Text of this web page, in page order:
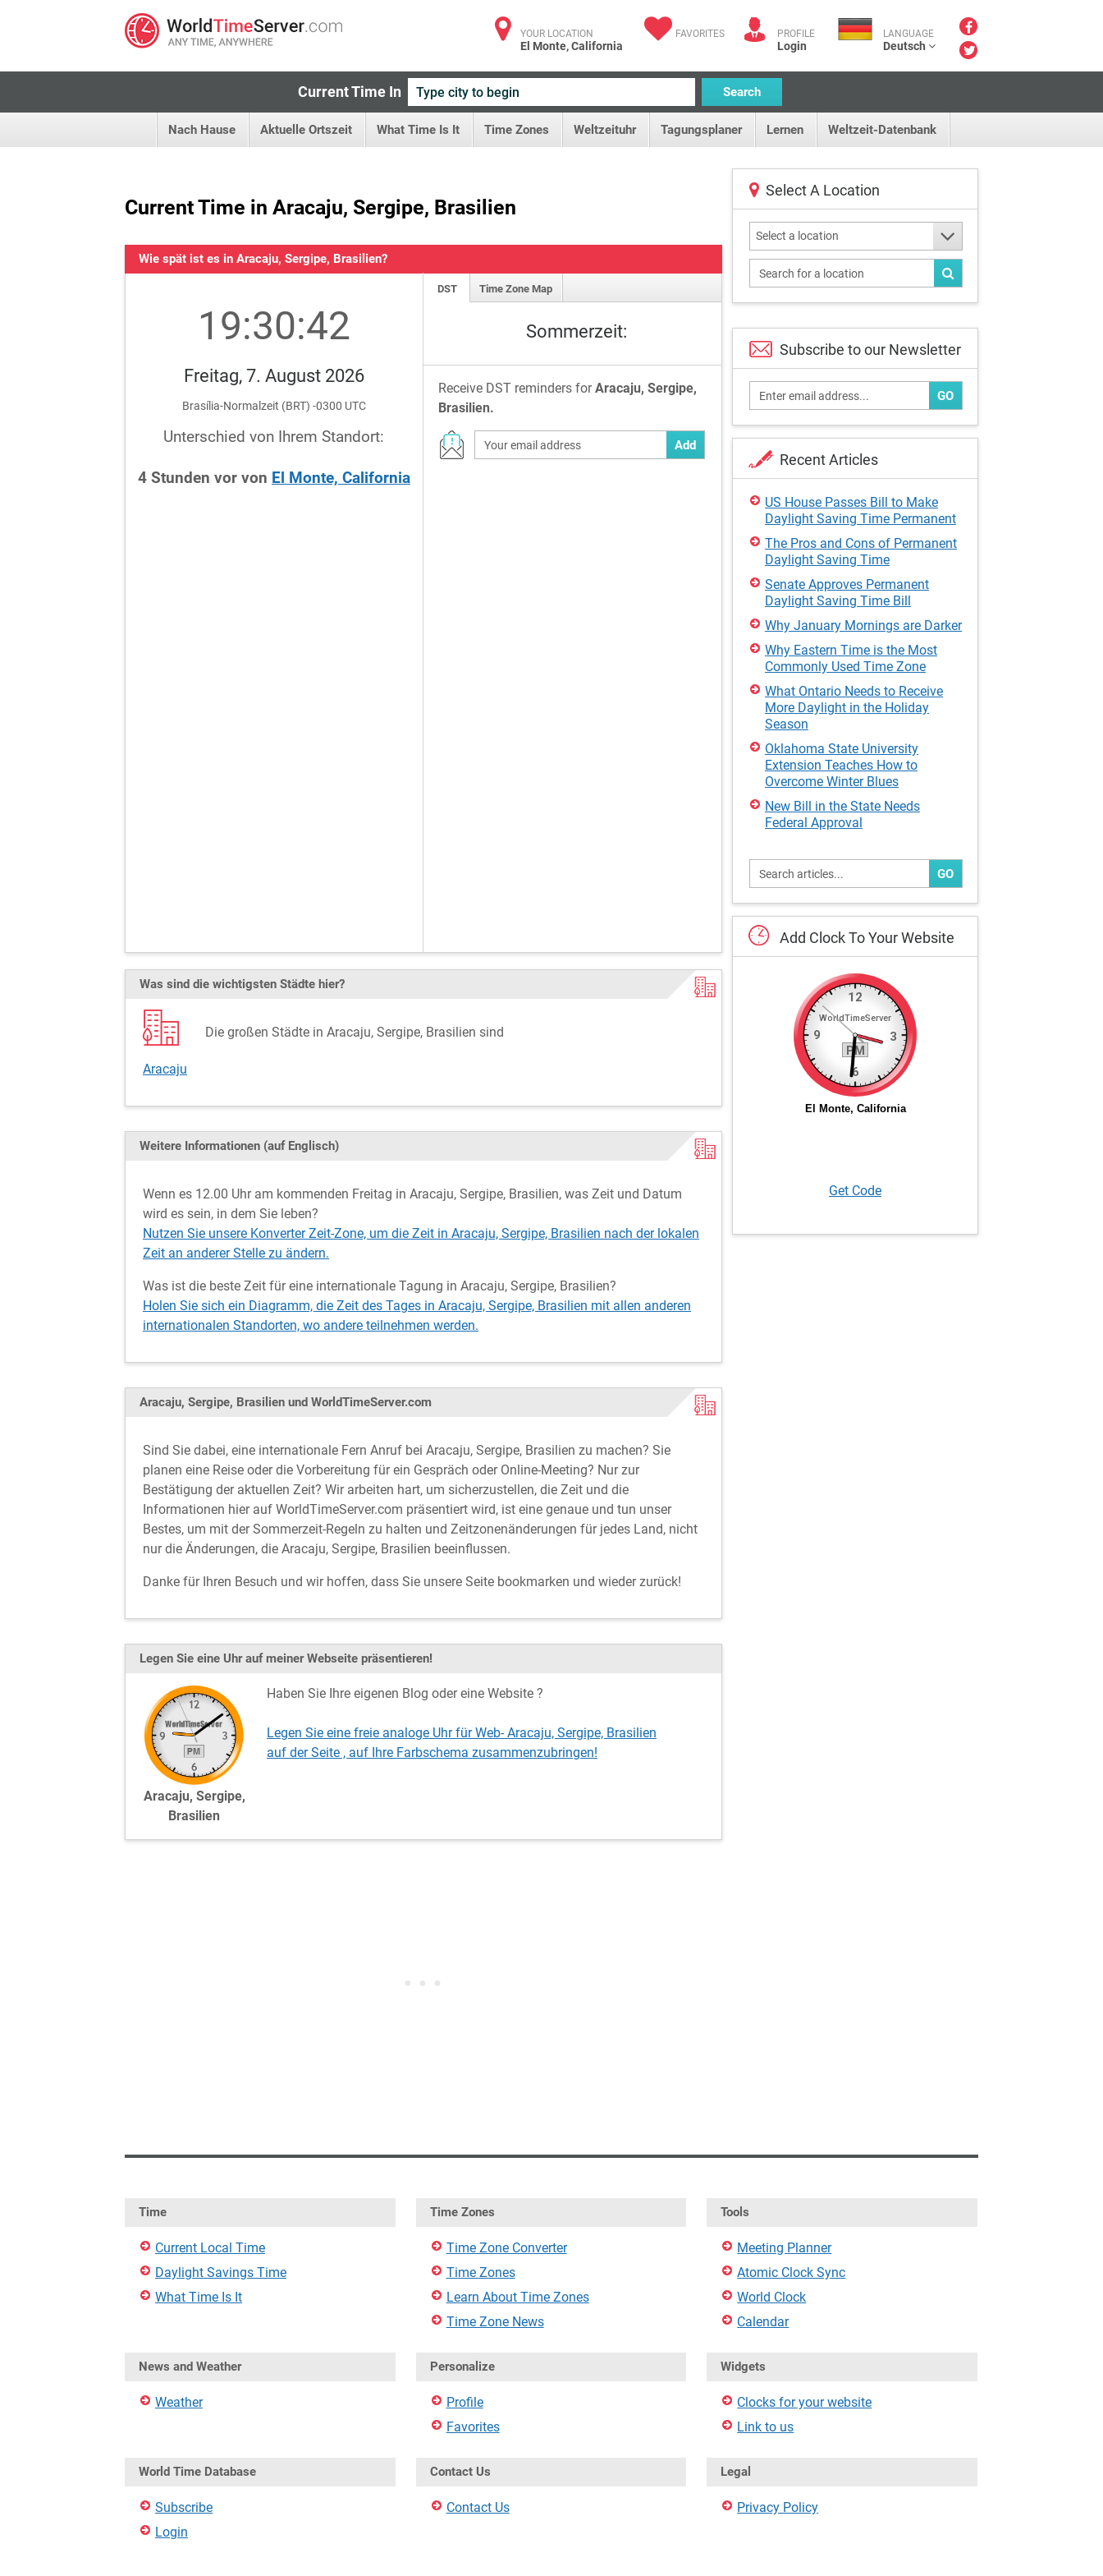
YOUR LOCATION
El Monte, California
FAVORITES PROFILE
Login
LANGUAGE
Deutsch
Current Time In Search
Nach Hause Aktuelle Ortszeit What Time Is It Time Zones Weltzeituhr Tagungsplaner Lernen Weltzeit-Datenbank
Current Time in Aracaju, Sergipe, Brasilien
Wie spät ist es in Aracaju, Sergipe, Brasilien?
19:30:42
Freitag, 7. August 2026
Brasília-Normalzeit (BRT) -0300 UTC
Unterschied von Ihrem Standort:
4 Stunden vor von El Monte, California
DST Time Zone Map
Sommerzeit:
Receive DST reminders forAracaju, Sergipe,
Brasilien.
Add
Was sind die wichtigsten Städte hier?
Die großen Städte in Aracaju, Sergipe, Brasilien sind
Aracaju
Weitere Informationen (auf Englisch)
Wenn es 12.00 Uhr am kommenden Freitag in Aracaju, Sergipe, Brasilien, was Zeit und Datum
wird es sein, in dem Sie leben?
Nutzen Sie unsere Konverter Zeit-Zone, um die Zeit in Aracaju, Sergipe, Brasilien nach der lokalen
Zeit an anderer Stelle zu ändern.
Was ist die beste Zeit für eine internationale Tagung in Aracaju, Sergipe, Brasilien?
Holen Sie sich ein Diagramm, die Zeit des Tages in Aracaju, Sergipe, Brasilien mit allen anderen
internationalen Standorten, wo andere teilnehmen werden.
Aracaju, Sergipe, Brasilien und WorldTimeServer.com
Sind Sie dabei, eine internationale Fern Anruf bei Aracaju, Sergipe, Brasilien zu machen? Sie
planen eine Reise oder die Vorbereitung für ein Gespräch oder Online-Meeting? Nur zur
Bestätigung der aktuellen Zeit? Wir arbeiten hart, um sicherzustellen, die Zeit und die
Informationen hier auf WorldTimeServer.com präsentiert wird, ist eine genaue und tun unser
Bestes, um mit der Sommerzeit-Regeln zu halten und Zeitzonenänderungen für jedes Land, nicht
nur die Änderungen, die Aracaju, Sergipe, Brasilien beeinflussen.
Danke für Ihren Besuch und wir hoffen, dass Sie unsere Seite bookmarken und wieder zurück!
Legen Sie eine Uhr auf meiner Webseite präsentieren!
Aracaju, Sergipe,
Brasilien
Haben Sie Ihre eigenen Blog oder eine Website ?
Legen Sie eine freie analoge Uhr für Web- Aracaju, Sergipe, Brasilien
auf der Seite , auf Ihre Farbschema zusammenzubringen!
Select A Location
Select a location
Subscribe to our Newsletter
GO
Recent Articles
US House Passes Bill to Make
Daylight Saving Time Permanent
The Pros and Cons of Permanent
Daylight Saving Time
Senate Approves Permanent
Daylight Saving Time Bill
Why January Mornings are Darker
Why Eastern Time is the Most
Commonly Used Time Zone
What Ontario Needs to Receive
More Daylight in the Holiday
Season
Oklahoma State University
Extension Teaches How to
Overcome Winter Blues
New Bill in the State Needs
Federal Approval
GO
Add ClockToYourWebsite
Get Code
Time
Current Local Time
Daylight Savings Time
What Time Is It
Time Zones
Time Zone Converter
Time Zones
Learn About Time Zones
Time Zone News
Tools
Meeting Planner
Atomic Clock Sync
World Clock
Calendar
News and Weather
Weather
Personalize
Profile
Favorites
Widgets
Clocks for your website
Link to us
World Time Database
Subscribe
Login
Contact Us
Contact Us
Legal
Privacy Policy